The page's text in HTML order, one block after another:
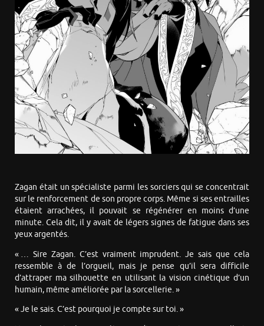
Zagan était un spécialiste parmi les sorciers qui se concentrait
sur le renforcement de son propre corps. Même si ses entrailles
étaient arrachées, il pouvait se régénérer en moins d’une
minute. Cela dit, il y avait de légers signes de fatigue dans ses
yeux argentés.
« … Sire Zagan. C’est vraiment imprudent. Je sais que cela
ressemble à de l’orgueil, mais je pense qu’il sera difficile
d’attraper ma silhouette en utilisant la vision cinétique d’un
humain, même améliorée par la sorcellerie. »
« Je le sais. C’est pourquoi je compte sur toi. »